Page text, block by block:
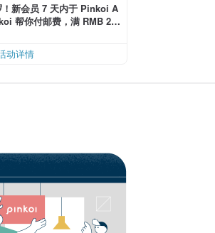
！新会员 7 天内于 Pinkoi A
帮你付邮费，满 RMB 25
动详情